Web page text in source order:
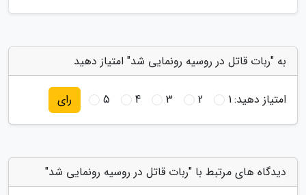
به "ربات قاتل در روسیه رونمایی شد" امتیاز دهید
امتیاز دهید:1
2
3
4
5 رای
دیدگاه های مرتبط با "ربات قاتل در روسیه رونمایی شد"